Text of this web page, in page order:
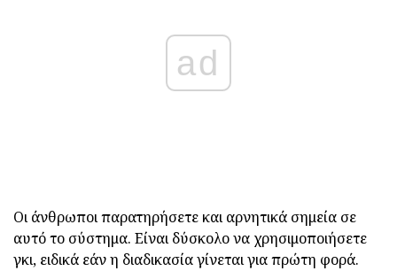
ad
Οι άνθρωποι παρατηρήσετε και αρνητικά σημεία σε
αυτό το σύστημα. Είναι δύσκολο να χρησιμοποιήσετε
γκι, ειδικά εάν η διαδικασία γίνεται για πρώτη φορά.